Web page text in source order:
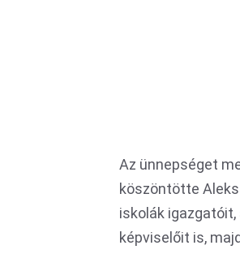
Az ünnepséget
köszöntötte
iskolák
képviselőit is,